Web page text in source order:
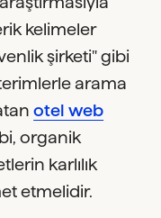
kelimeler
şirketi" gibi
arama
otel web
organik
karlılık
etmelidir.